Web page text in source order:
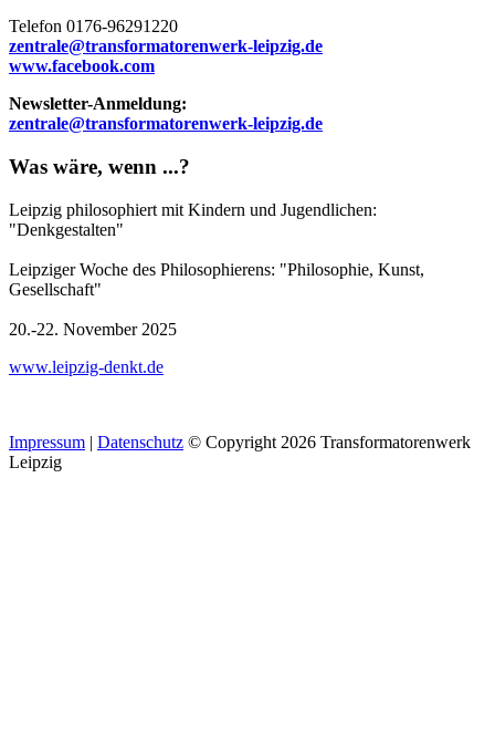
Telefon 0176-96291220
zentrale@transformatorenwerk-leipzig.de
www.facebook.com
Newsletter-Anmeldung:
zentrale@transformatorenwerk-leipzig.de
Was wäre, wenn ...?
Leipzig philosophiert mit Kindern und Jugendlichen:
"Denkgestalten"
Leipziger Woche des Philosophierens: "Philosophie, Kunst,
Gesellschaft"
20.-22. November 2025
www.leipzig-denkt.de
Impressum | Datenschutz © Copyright 2026 Transformatorenwerk
Leipzig